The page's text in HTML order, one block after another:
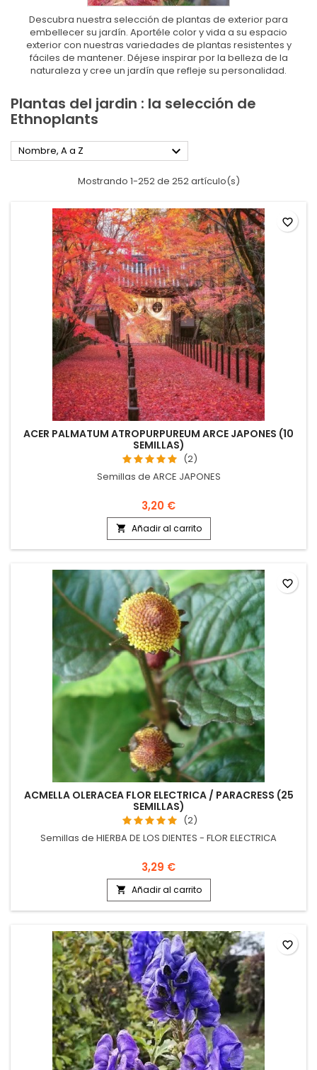
Descubra nuestra selección de plantas de exterior para
embellecer su jardín. Aportéle color y vida a su espacio
exterior con nuestras variedades de plantas resistentes y
fáciles de mantener. Déjese inspirar por la belleza de la
naturaleza y cree un jardín que refleje su personalidad.
Plantas del jardin : la selección de
Ethnoplants
Nombre, A a Z 
Mostrando 1-252 de 252 artículo(s)
ACER PALMATUM ATROPURPUREUM ARCE JAPONES (10
SEMILLAS)
(2)
Semillas de ARCE JAPONES
3,20 €
 Añadir al carrito
favorite_border
ACMELLA OLERACEA FLOR ELECTRICA / PARACRESS (25
SEMILLAS)
(2)
Semillas de HIERBA DE LOS DIENTES - FLOR ELECTRICA
3,29 €
 Añadir al carrito
favorite_border
favorite_border